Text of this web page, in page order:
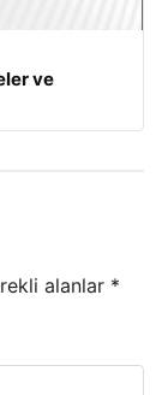
ve
alanlar *